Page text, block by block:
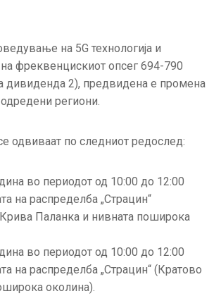
на 5G технологија и
фреквенцискиот опсег 694-790
дивиденда 2), предвидена е промена
региони.
одвиваат по следниот редослед:
во периодот од 10:00 до 12:00
на распределба „Страцин“
Паланка и нивната поширока
во периодот од 10:00 до 12:00
на распределба „Страцин“ (Кратово
околина).